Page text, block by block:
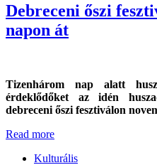
Debreceni őszi
napon át
Tizenhárom nap alatt
érdeklődőket az idén
debreceni őszi fesztiválon
Read more
Kulturális